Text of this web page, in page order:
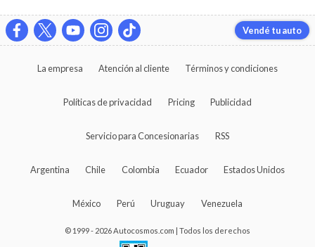
Vendé tu auto
La empresa Atención al cliente Términos y condiciones
Políticas de privacidad Pricing Publicidad
Servicio para Concesionarias RSS
Argentina Chile Colombia Ecuador Estados Unidos
México Perú Uruguay Venezuela
© 1999 - 2026 Autocosmos.com | Todos los derechos